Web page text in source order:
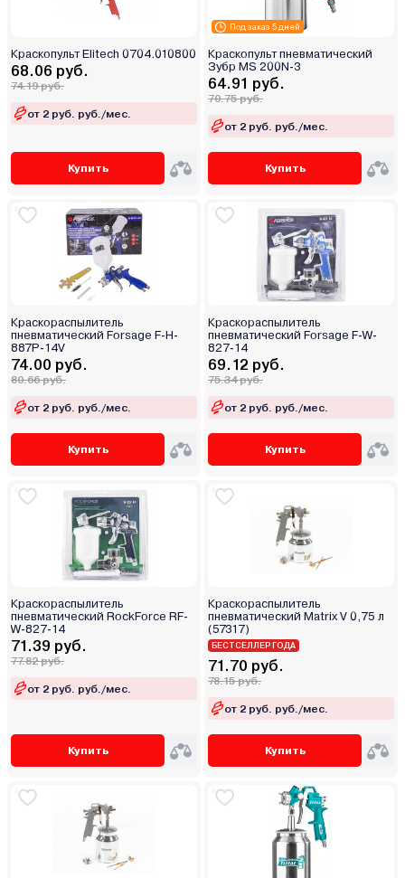
Краскопульт Elitech 0704.010800
68.06 руб.
74.19 руб.
от 2 руб. руб./мес.
Купить
Под заказ 5 дней
Краскопульт пневматический
Зубр MS 200N-3
64.91 руб.
70.75 руб.
от 2 руб. руб./мес.
Купить
Краскораспылитель
пневматический Forsage F-H-
887P-14V
74.00 руб.
80.66 руб.
от 2 руб. руб./мес.
Купить
Краскораспылитель
пневматический Forsage F-W-
827-14
69.12 руб.
75.34 руб.
от 2 руб. руб./мес.
Купить
Краскораспылитель
пневматический RockForce RF-
W-827-14
71.39 руб.
77.82 руб.
от 2 руб. руб./мес.
Купить
Краскораспылитель
пневматический Matrix V 0,75 л
(57317)
БЕСТСЕЛЛЕР ГОДА
71.70 руб.
78.15 руб.
от 2 руб. руб./мес.
Купить